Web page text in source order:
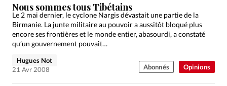
Opinions
Nous sommes tous Tibétains
Le 2 mai dernier, le cyclone Nargis dévastait une partie de la
Birmanie. La junte militaire au pouvoir a aussitôt bloqué plus
encore ses frontières et le monde entier, abasourdi, a constaté
qu’un gouvernement pouvait…
Hugues Not
21 Avr 2008
Abonnés